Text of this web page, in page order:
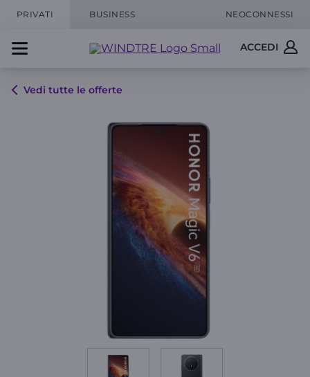
PRIVATI BUSINESS NEOCONNESSI
ACCEDI
Vedi tutte le offerte